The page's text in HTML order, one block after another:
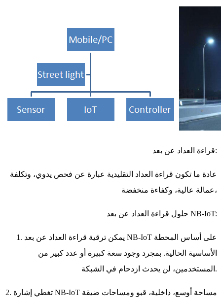
قراءة العداد عن بعد:
عادة ما تكون قراءة العداد التقليدية عبارة عن فحص يدوي، وتكلفة
عمالة عالية، وكفاءة منخفضة،
حلول قراءة العداد عن بعد NB-IoT:
1. يمكن ترقية قراءة العداد عن بعد NB-IoT على أساس المحطة
الأساسية الحالية. بمجرد وجود سعة كبيرة أو عدد كبير من
المستخدمين، لن يحدث ازدحام في الشبكة.
2. تغطي إشارة NB-IoT مساحة أوسع، داخلية، قبو ومساحات ضيقة